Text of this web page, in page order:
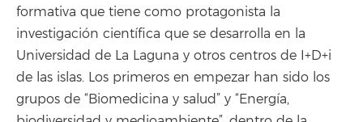
formativa que tiene como protagonista la
investigación científica que se desarrolla en la
Universidad de La Laguna y otros centros de I+D+i
de las islas. Los primeros en empezar han sido los
grupos de “Biomedicina y salud” y “Energía,